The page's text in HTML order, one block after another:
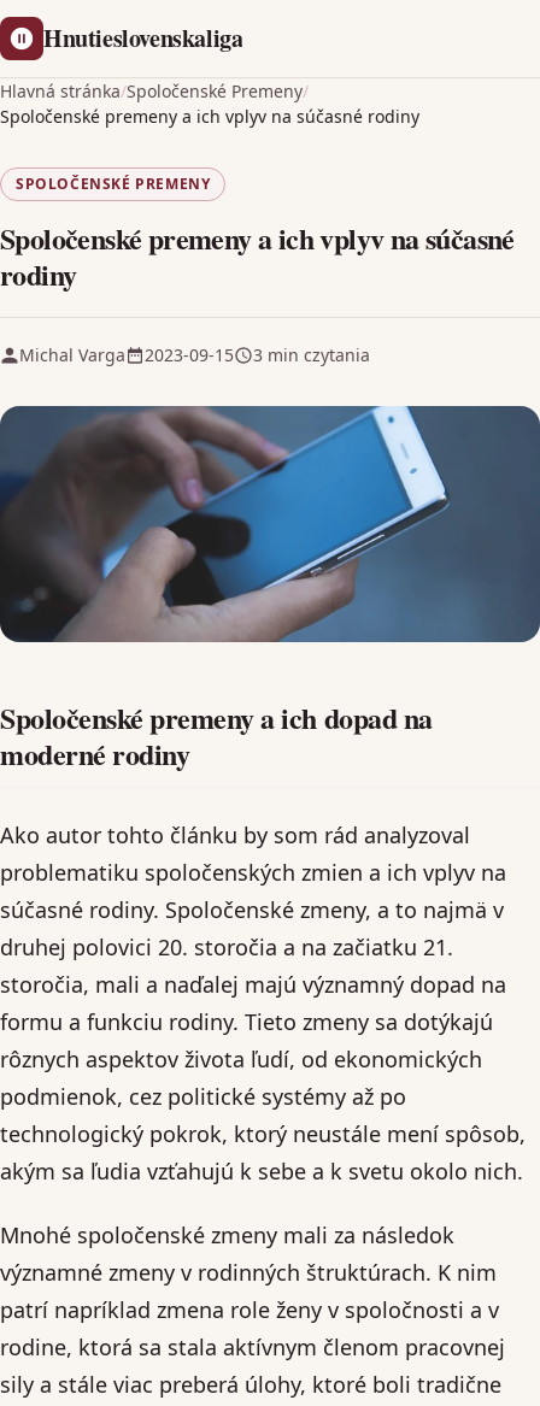
Hnutieslovenskaliga
Hlavná stránka/Spoločenské Premeny/
Spoločenské premeny a ich vplyv na súčasné rodiny
SPOLOČENSKÉ PREMENY
Spoločenské premeny a ich vplyv na súčasné
rodiny
Michal Varga 2023-09-15 3 min czytania
Spoločenské premeny a ich dopad na
moderné rodiny
Ako autor tohto článku by som rád analyzoval
problematiku spoločenských zmien a ich vplyv na
súčasné rodiny. Spoločenské zmeny, a to najmä v
druhej polovici 20. storočia a na začiatku 21.
storočia, mali a naďalej majú významný dopad na
formu a funkciu rodiny. Tieto zmeny sa dotýkajú
rôznych aspektov života ľudí, od ekonomických
podmienok, cez politické systémy až po
technologický pokrok, ktorý neustále mení spôsob,
akým sa ľudia vzťahujú k sebe a k svetu okolo nich.
Mnohé spoločenské zmeny mali za následok
významné zmeny v rodinných štruktúrach. K nim
patrí napríklad zmena role ženy v spoločnosti a v
rodine, ktorá sa stala aktívnym členom pracovnej
sily a stále viac preberá úlohy, ktoré boli tradične